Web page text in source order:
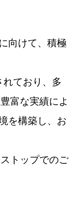
向けて、積極
ており、多
富な実績によ
を構築し、お
トップでのご